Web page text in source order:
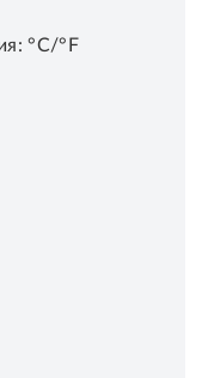
°С/°F